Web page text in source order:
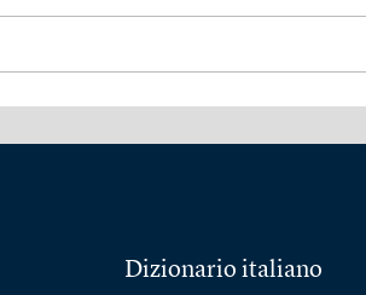
Dizionario italiano